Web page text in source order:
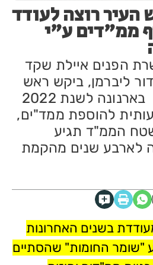
רוצה לעודד
ממ"דים ע"י
הפנים איילת שקד
ליברמן, ביקש ראש
העיר, אישור חריג בארנונה לשנת 2022
להוספת ממד"ים,
הממ"ד תגיע
הנחה לארבע שנים מהקמת
מעודדת בשנים האחרונות
"שומר החומות" שהסתיים